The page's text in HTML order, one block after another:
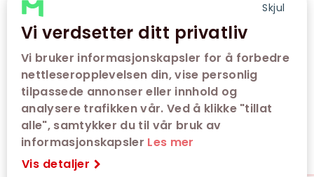
Skjul
Vi verdsetter ditt privatliv
Vi bruker informasjonskapsler for å forbedre
nettleseropplevelsen din, vise personlig
tilpassede annonser eller innhold og
analysere trafikken vår. Ved å klikke "tillat
alle", samtykker du til vår bruk av
informasjonskapsler Les mer
Vis detaljer